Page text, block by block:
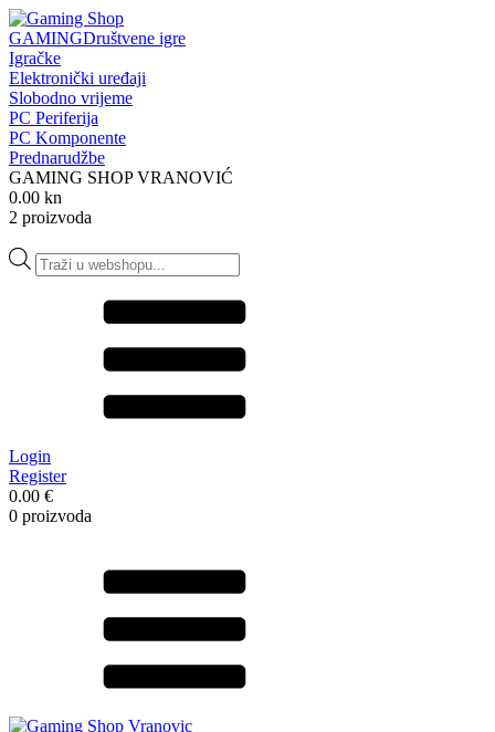
GAMINGDruštvene igre
Igračke
Elektronički uređaji
Slobodno vrijeme
PC Periferija
PC Komponente
Prednarudžbe
GAMING SHOP VRANOVIĆ
0.00 kn
2 proizvoda
Products
search
Login
Register
0.00 €
0 proizvoda